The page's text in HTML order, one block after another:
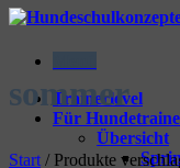
Trainerlevel
Für
Übersicht
sommer
Start / Produkte